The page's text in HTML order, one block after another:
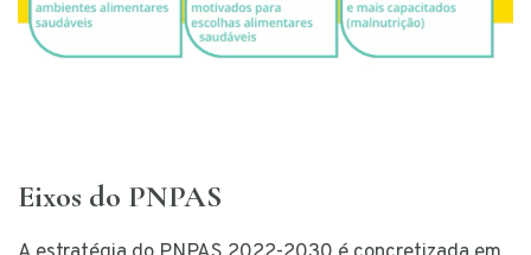
Eixos do PNPAS